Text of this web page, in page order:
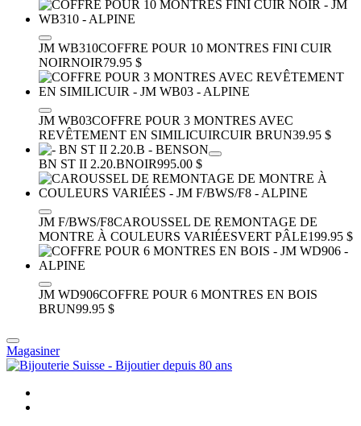
JM WB310COFFRE POUR 10 MONTRES FINI CUIR
NOIRNOIR79.95 $
JM WB03COFFRE POUR 3 MONTRES AVEC
REVÊTEMENT EN SIMILICUIRCUIR BRUN39.95 $
BN ST II 2.20.BNOIR995.00 $
JM F/BWS/F8CAROUSSEL DE REMONTAGE DE
MONTRE À COULEURS VARIÉESVERT PÂLE199.95 $
JM WD906COFFRE POUR 6 MONTRES EN BOIS
BRUN99.95 $
Magasiner